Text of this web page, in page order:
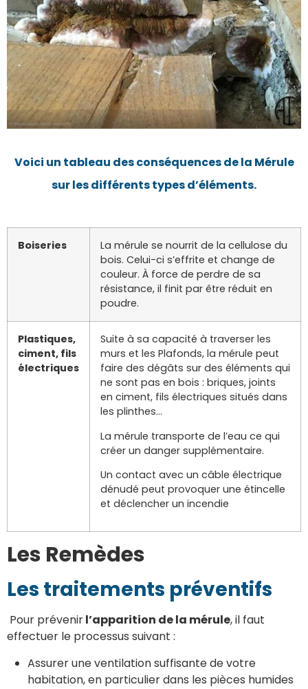
Voici un tableau des conséquences de la Mérule
sur les différents types d’éléments.
Boiseries
La mérule se nourrit de la cellulose du
bois. Celui-ci s’effrite et change de
couleur. À force de perdre de sa
résistance, il finit par être réduit en
poudre.
Plastiques,
ciment, fils
électriques
Suite à sa capacité à traverser les
murs et les Plafonds, la mérule peut
faire des dégâts sur des éléments qui
ne sont pas en bois : briques, joints
en ciment, fils électriques situés dans
les plinthes…
La mérule transporte de l’eau ce qui
créer un danger supplémentaire.
Un contact avec un câble électrique
dénudé peut provoquer une étincelle
et déclencher un incendie
Les Remèdes
Les traitements préventifs
Pour prévenirl’apparition de la mérule, il faut
effectuer le processus suivant :
Assurer une ventilation suffisante de votre
habitation, en particulier dans les pièces humides